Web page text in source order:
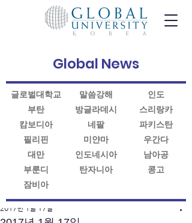
2017년 1월 17일
Global News
글로벌대학교 말씀강해
인도
부탄
방글라데시
스리랑카
캄보디아
네팔
파키스탄
필리핀
미얀마
우간다
대만
인도네시아
남아공
부룬디
탄자니아
콩고
잠비아